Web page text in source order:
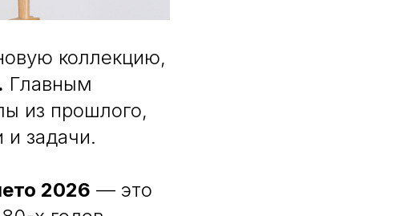
коллекцию,
Главным
из прошлого,
и задачи.
2026 — это